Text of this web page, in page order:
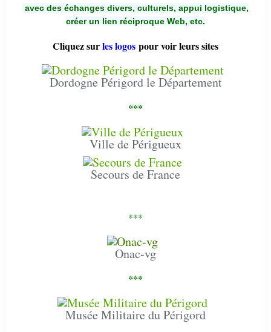
avec des échanges divers, culturels, appui logistique,
créer un lien réciproque Web, etc.
Cliquez surles logos pour voir leurs sites
Dordogne Périgord le Département
***
Ville de Périgueux
Secours de France
***
Onac-vg
***
Musée Militaire du Périgord